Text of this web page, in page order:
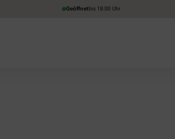
Geöffnetbis 18:00 Uhr